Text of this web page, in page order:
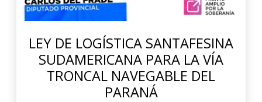
LEY DE LOGÍSTICA SANTAFESINA
SUDAMERICANA PARA LA VÍA
TRONCAL NAVEGABLE DEL
PARANÁ